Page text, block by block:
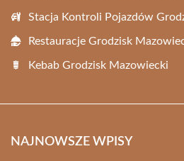
Stacja Kontroli Pojazdów
Restauracje Grodzisk
Kebab Grodzisk Mazowiecki
NAJNOWSZE WPISY